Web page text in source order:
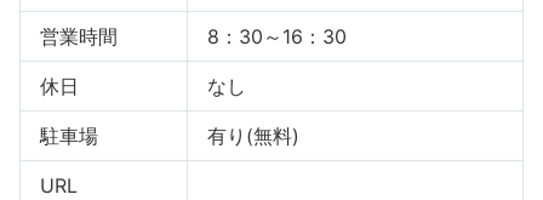
営業時間 8：30～16：30
休日 なし
駐車場 有り(無料)
URL